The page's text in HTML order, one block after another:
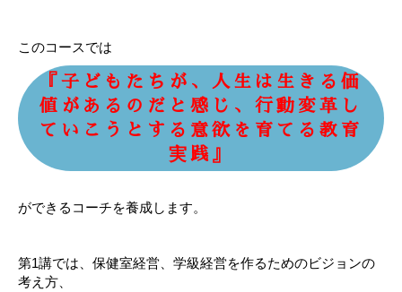
このコースでは
『子どもたちが、人生は生きる価
値があるのだと感じ、行動変革し
ていこうとする意欲を育てる教育
実践』
ができるコーチを養成します。
第1講では、保健室経営、学級経営を作るためのビジョンの
考え方、